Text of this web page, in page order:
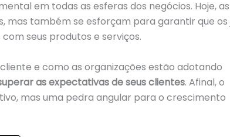
em todas as esferas dos negócios. Hoje, as
mas também se esforçam para garantir que os
seus produtos e serviços.
e como as organizações estão adotando
as expectativas de seus clientes. Afinal, o
mas uma pedra angular para o crescimento